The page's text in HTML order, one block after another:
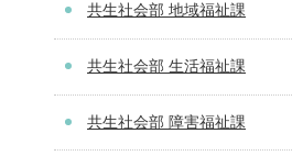
共生社会部 地域福祉課
共生社会部 生活福祉課
共生社会部 障害福祉課